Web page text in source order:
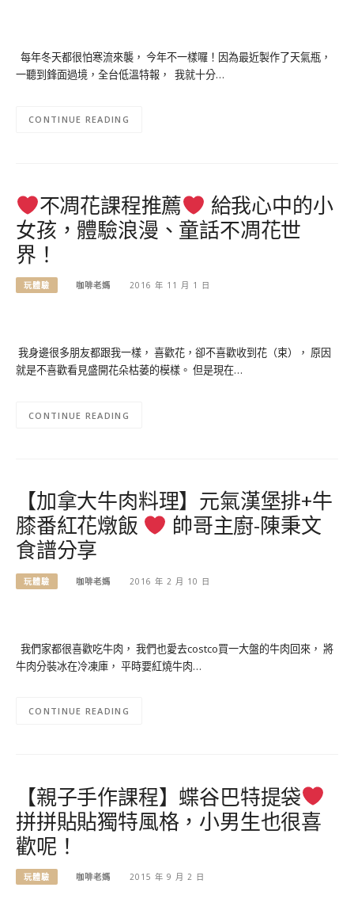
每年冬天都很怕寒流來襲， 今年不一樣囉！因為最近製作了天氣瓶，
一聽到鋒面過境，全台低溫特報， 我就十分…
CONTINUE READING
不凋花課程推薦
給我心中的小
女孩，體驗浪漫、童話不凋花世
界！
玩體驗 咖啡老媽 2016 年 11 月 1 日
我身邊很多朋友都跟我一樣， 喜歡花，卻不喜歡收到花（束）， 原因
就是不喜歡看見盛開花朵枯萎的模樣。 但是現在…
CONTINUE READING
【加拿大牛肉料理】元氣漢堡排+牛
膝番紅花燉飯
帥哥主廚-陳秉文
食譜分享
玩體驗 咖啡老媽 2016 年 2 月 10 日
我們家都很喜歡吃牛肉， 我們也愛去costco買一大盤的牛肉回來， 將
牛肉分裝冰在冷凍庫， 平時要紅燒牛肉…
CONTINUE READING
【親子手作課程】蝶谷巴特提袋
拼拼貼貼獨特風格，小男生也很喜
歡呢！
玩體驗 咖啡老媽 2015 年 9 月 2 日